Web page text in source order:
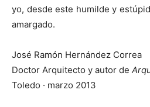
yo, desde este humilde y
amargado.
José Ramón Hernández Correa
Doctor Arquitecto y autor de
Toledo · marzo 2013